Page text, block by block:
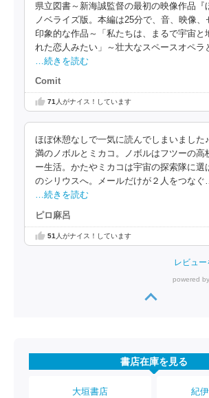
県立図書～新海誠監督の最初の映像作品『
ノベライズ版。本編は25分で、音、映像、
印象的な作品～「私たちは、まるで宇宙と
れた恋人みたい」～壮大なスペースオペラ
…続きを読む
Comit
71 人がナイス！しています
ほぼ休憩なしで一気に読んでしまいました
満のノボルとミカコ。ノボルはフツーの高
ー生活。かたやミカコは宇宙の探索隊に選
のシリウスへ。メールだけが２人をつな
…続きを読む
ピロ麻呂
51 人がナイス！しています
レビュ
powered by
書店在庫を見る
大垣書店 紀